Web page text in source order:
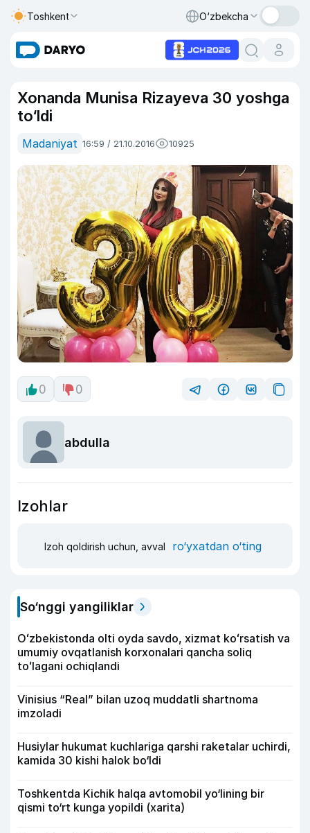
Toshkent O‘zbekcha
Xonanda Munisa Rizayeva 30 yoshga
to‘ldi
Madaniyat 16:59 / 21.10.2016 10925
0 0
abdulla
Izohlar
Izoh qoldirish uchun, avval ro‘yxatdan o‘ting
So‘nggi yangiliklar
Oʻzbekistonda olti oyda savdo, xizmat koʻrsatish va
umumiy ovqatlanish korxonalari qancha soliq
toʻlagani ochiqlandi
Vinisius “Real” bilan uzoq muddatli shartnoma
imzoladi
Husiylar hukumat kuchlariga qarshi raketalar uchirdi,
kamida 30 kishi halok bo‘ldi
Toshkentda Kichik halqa avtomobil yo‘lining bir
qismi to‘rt kunga yopildi (xarita)